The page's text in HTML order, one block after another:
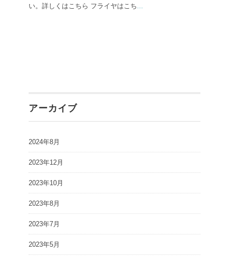
い。詳しくはこちら フライヤはこち...
アーカイブ
2024年8月
2023年12月
2023年10月
2023年8月
2023年7月
2023年5月